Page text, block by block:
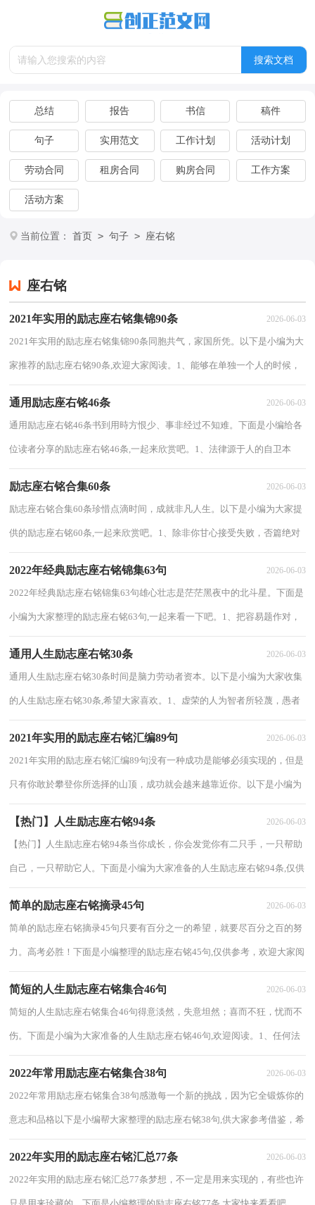
总结 报告 书信 稿件
句子 实用范文 工作计划 活动计划
劳动合同 租房合同 购房合同 工作方案
活动方案
当前位置： 首页 > 句子 > 座右铭
座右铭
2021年实用的励志座右铭集锦90条 2026-06-03
2021年实用的励志座右铭集锦90条同胞共气，家国所凭。以下是小编为大
家推荐的励志座右铭90条,欢迎大家阅读。1、能够在单独一个人的时候，
不觉孤单；在冷清的时候，不觉寂寞；在空闲的...
通用励志座右铭46条 2026-06-03
通用励志座右铭46条书到用時方恨少、事非经过不知难。下面是小编给各
位读者分享的励志座右铭46条,一起来欣赏吧。1、法律源于人的自卫本
能。——格索尔2、写作的人像画家不...
励志座右铭合集60条 2026-06-03
励志座右铭合集60条珍惜点滴时间，成就非凡人生。以下是小编为大家提
供的励志座右铭60条,一起来欣赏吧。1、除非你甘心接受失败，否篇绝对
不会被击败。2、如果想达到顶点，就从最...
2022年经典励志座右铭锦集63句 2026-06-03
2022年经典励志座右铭锦集63句雄心壮志是茫茫黑夜中的北斗星。下面是
小编为大家整理的励志座右铭63句,一起来看一下吧。1、把容易题作对，
难题就会变容易。2、当你停止尝试时，...
通用人生励志座右铭30条 2026-06-03
通用人生励志座右铭30条时间是脑力劳动者资本。以下是小编为大家收集
的人生励志座右铭30条,希望大家喜欢。1、虚荣的人为智者所轻蔑，愚者
所叹服，阿谀者所崇拜，而为自己的虚荣所...
2021年实用的励志座右铭汇编89句 2026-06-03
2021年实用的励志座右铭汇编89句没有一种成功是能够必须实现的，但是
只有你敢於攀登你所选择的山顶，成功就会越来越靠近你。以下是小编为
大家提供的励志座右铭89句,欢迎大家阅...
【热门】人生励志座右铭94条 2026-06-03
【热门】人生励志座右铭94条当你成长，你会发觉你有二只手，一只帮助
自己，一只帮助它人。下面是小编为大家准备的人生励志座右铭94条,仅供
参考，欢迎大家阅读。1、努力拼搏，让雄心与...
简单的励志座右铭摘录45句 2026-06-03
简单的励志座右铭摘录45句只要有百分之一的希望，就要尽百分之百的努
力。高考必胜！下面是小编整理的励志座右铭45句,仅供参考，欢迎大家阅
读。1、不体现民意的法律是绝对行不通的...
简短的人生励志座右铭集合46句 2026-06-03
简短的人生励志座右铭集合46句得意淡然，失意坦然；喜而不狂，忧而不
伤。下面是小编为大家准备的人生励志座右铭46句,欢迎阅读。1、任何法
律都有漏洞，就看你能不能找到。2、君子之...
2022年常用励志座右铭集合38句 2026-06-03
2022年常用励志座右铭集合38句感激每一个新的挑战，因为它全锻炼你的
意志和品格以下是小编帮大家整理的励志座右铭38句,供大家参考借鉴，希
望可以帮助到有需要的朋友。1、考场如...
2022年实用的励志座右铭汇总77条 2026-06-03
2022年实用的励志座右铭汇总77条梦想，不一定是用来实现的，有些也许